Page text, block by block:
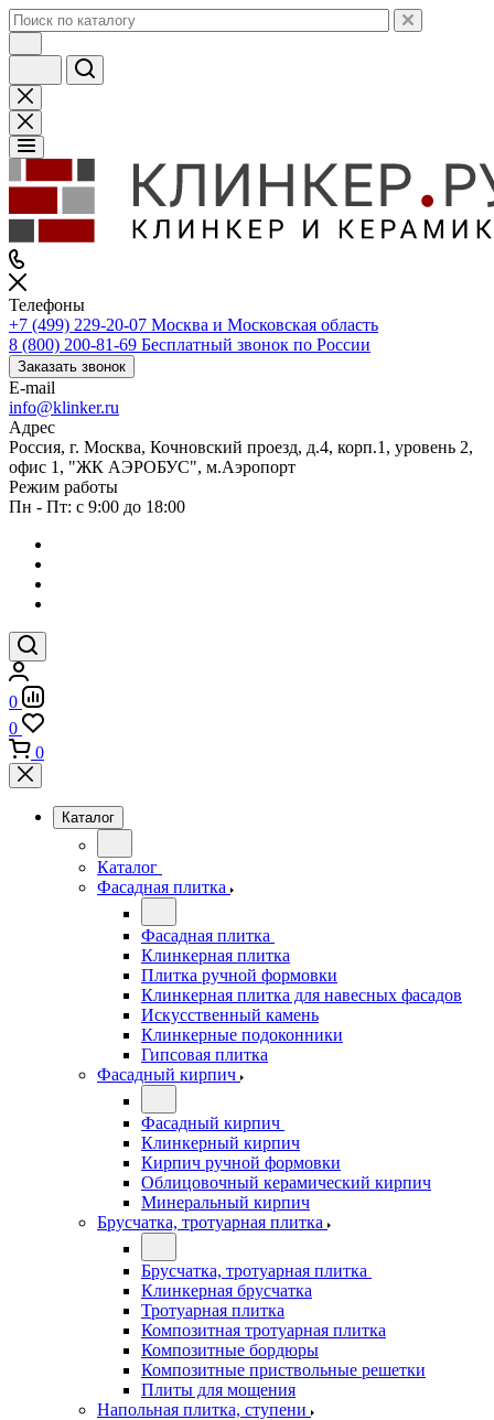
Телефоны
+7 (499) 229-20-07 Москва и Московская область
8 (800) 200-81-69 Бесплатный звонок по России
Заказать звонок
E-mail
info@klinker.ru
Адрес
Россия, г. Москва, Кочновский проезд, д.4, корп.1, уровень 2,
офис 1, "ЖК АЭРОБУС", м.Аэропорт
Режим работы
Пн - Пт: с 9:00 до 18:00
0
0
0
Каталог
Каталог
Фасадная плитка
Фасадная плитка
Клинкерная плитка
Плитка ручной формовки
Клинкерная плитка для навесных фасадов
Искусственный камень
Клинкерные подоконники
Гипсовая плитка
Фасадный кирпич
Фасадный кирпич
Клинкерный кирпич
Кирпич ручной формовки
Облицовочный керамический кирпич
Минеральный кирпич
Брусчатка, тротуарная плитка
Брусчатка, тротуарная плитка
Клинкерная брусчатка
Тротуарная плитка
Композитная тротуарная плитка
Композитные бордюры
Композитные приствольные решетки
Плиты для мощения
Напольная плитка, ступени